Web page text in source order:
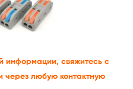
информации, свяжитесь с
через любую контактную